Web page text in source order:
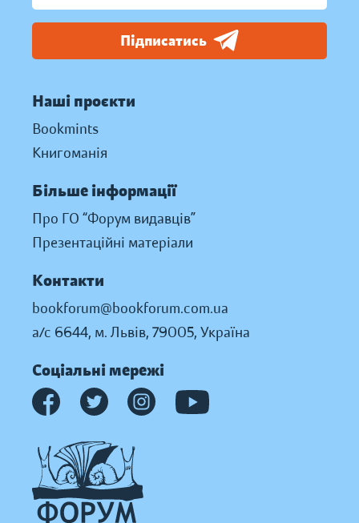
Підписатись
Наші проєкти
Bookmints
Книгоманія
Більше інформації
Про ГО “Форум видавців”
Презентаційні матеріали
Контакти
bookforum@bookforum.com.ua
а/с 6644, м. Львів, 79005, Україна
Соціальні мережі